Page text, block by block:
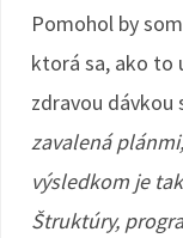
Pomohol by
ktorá sa, ako to
zdravou dávkou
zavalená
výsledkom je
Štruktúry,